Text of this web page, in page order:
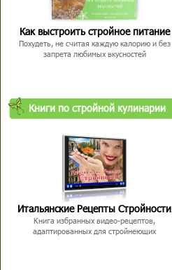
Как выстроить стройное питание
Похудеть, не считая каждую калорию и без
запрета любимых вкусностей
Книги по стройной кулинарии
Итальянские Рецепты Стройности
Книга избранных видео-рецептов,
адаптированных для стройнеющих